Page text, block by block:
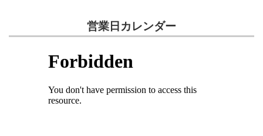
営業日カレンダー